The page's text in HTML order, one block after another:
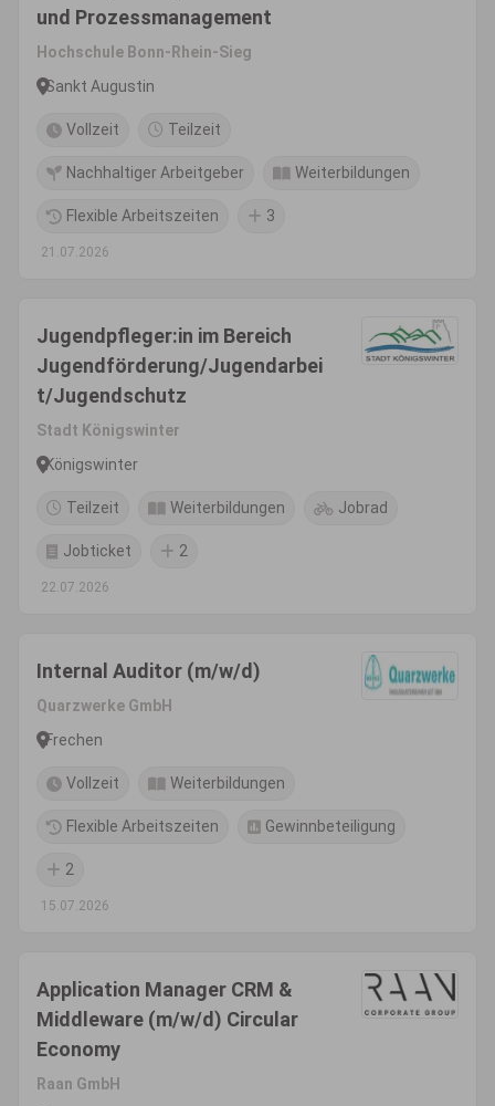
und Prozessmanagement
Hochschule Bonn-Rhein-Sieg
Sankt Augustin
Vollzeit Teilzeit
Nachhaltiger Arbeitgeber Weiterbildungen
Flexible Arbeitszeiten 3
21.07.2026
Jugendpfleger:in im Bereich
Jugendförderung/Jugendarbei
t/Jugendschutz
Stadt Königswinter
Königswinter
Teilzeit Weiterbildungen Jobrad
Jobticket 2
22.07.2026
Internal Auditor (m/w/d)
Quarzwerke GmbH
Frechen
Vollzeit Weiterbildungen
Flexible Arbeitszeiten Gewinnbeteiligung
2
15.07.2026
Application Manager CRM &
Middleware (m/w/d) Circular
Economy
Raan GmbH